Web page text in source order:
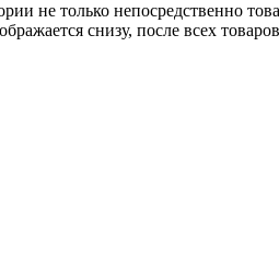
не только непосредственно
снизу, после всех